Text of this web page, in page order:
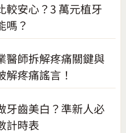
較安心？3 萬元植牙
嗎？
醫師拆解疼痛關鍵與
疼痛謠言！
牙齒美白？準新人必
計時表